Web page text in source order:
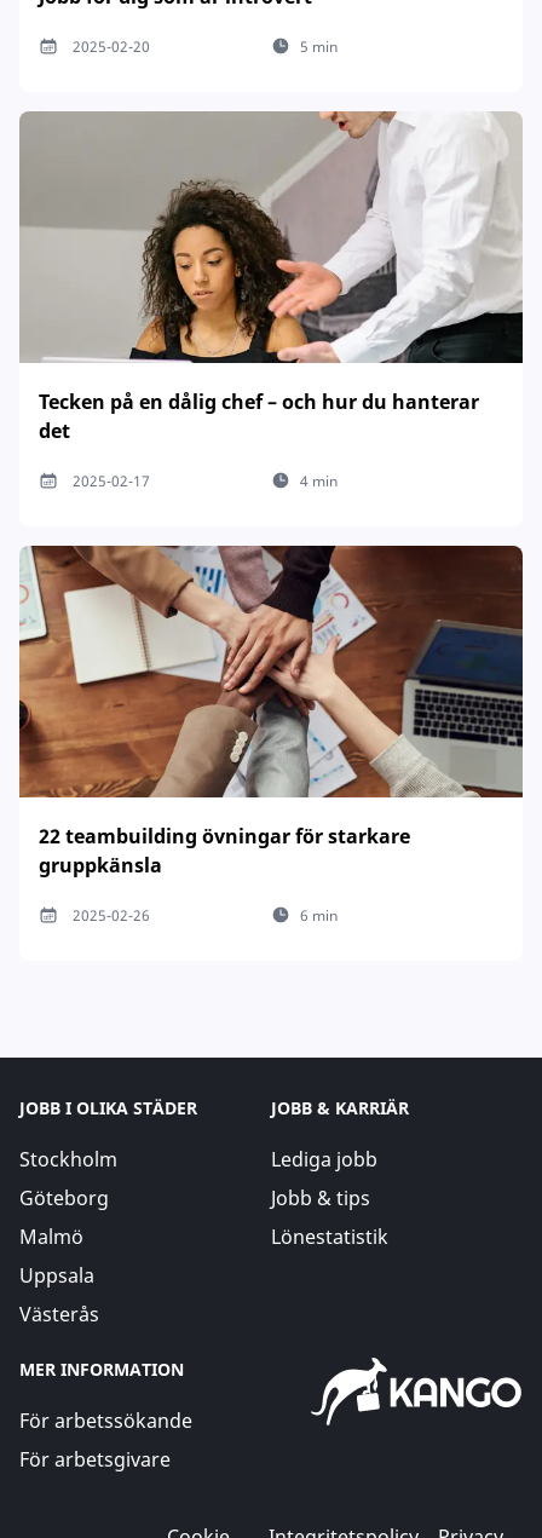
2025-02-20 5 min
Tecken på en dålig chef – och hur du hanterar
det
2025-02-17 4 min
22 teambuilding övningar för starkare
gruppkänsla
2025-02-26 6 min
JOBB I OLIKA STÄDER
Stockholm
Göteborg
Malmö
Uppsala
Västerås
JOBB & KARRIÄR
Lediga jobb
Jobb & tips
Lönestatistik
MER INFORMATION
För arbetssökande
För arbetsgivare